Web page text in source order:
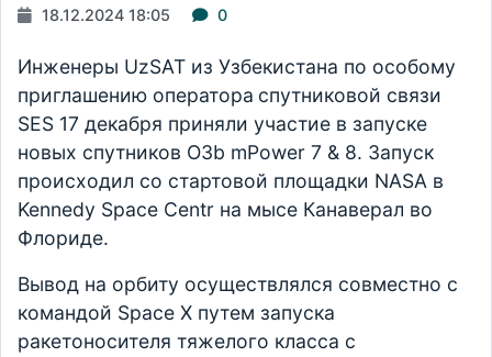
18.12.2024 18:05 0
Инженеры UzSAT из Узбекистана по особому
приглашению оператора спутниковой связи
SES 17 декабря приняли участие в запуске
новых спутников O3b mPower 7 & 8. Запуск
происходил со стартовой площадки NASA в
Kennedy Space Centr на мысе Канаверал во
Флориде.
Вывод на орбиту осуществлялся совместно с
командой Space X путем запуска
ракетоносителя тяжелого класса с